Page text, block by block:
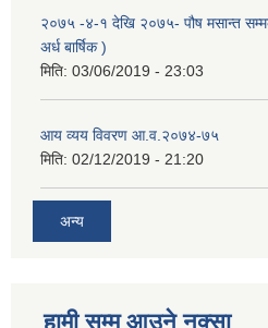
२०७५ -४-१ देखि २०७५- पौष मसान्त
अर्ध बार्षिक )
मिति: 03/06/2019 - 23:03
आय व्यय विवरण आ.व.२०७४-७५
मिति: 02/12/2019 - 21:20
अन्य
हामी सम्म आउने नक्सा